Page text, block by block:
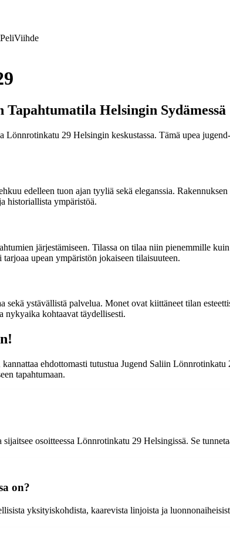
PeliViihde
Helsingin Sydämessä
Lönnrotinkatu 29 Helsingin keskustassa. Tämä upea
edelleen tuon ajan tyyliä sekä eleganssia.
historiallista ympäristöä.
järjestämiseen. Tilassa on tilaa niin pienemmille
upean ympäristön jokaiseen tilaisuuteen.
sekä ystävällistä palvelua. Monet ovat kiittäneet tilan
nykyaika kohtaavat täydellisesti.
ehdottomasti tutustua Jugend Saliin
tapahtumaan.
osoitteessa Lönnrotinkatu 29 Helsingissä. Se
on?
yksityiskohdista, kaarevista linjoista ja